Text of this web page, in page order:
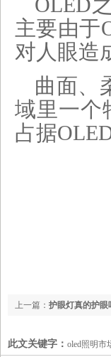
OLED
主要由于
对人眼造
曲面、
域里一个
占据
上一篇： 护眼灯真的护眼
此文关键字： oled照明市